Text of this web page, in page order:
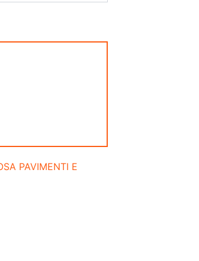
PAVIMENTI E